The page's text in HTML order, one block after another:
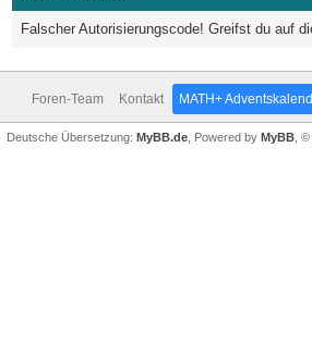
Falscher Autorisierungscode! Greifst du auf
Foren-Team Kontakt MATH+
Deutsche Übersetzung: MyBB.de , Powered by MyBB ,